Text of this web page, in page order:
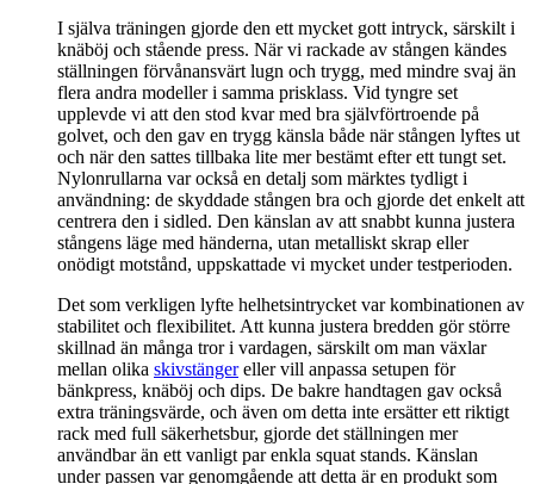
I själva träningen gjorde den ett mycket gott intryck, särskilt i
knäböj och stående press. När vi rackade av stången kändes
ställningen förvånansvärt lugn och trygg, med mindre svaj än
flera andra modeller i samma prisklass. Vid tyngre set
upplevde vi att den stod kvar med bra självförtroende på
golvet, och den gav en trygg känsla både när stången lyftes ut
och när den sattes tillbaka lite mer bestämt efter ett tungt set.
Nylonrullarna var också en detalj som märktes tydligt i
användning: de skyddade stången bra och gjorde det enkelt att
centrera den i sidled. Den känslan av att snabbt kunna justera
stångens läge med händerna, utan metalliskt skrap eller
onödigt motstånd, uppskattade vi mycket under testperioden.
Det som verkligen lyfte helhetsintrycket var kombinationen av
stabilitet och flexibilitet. Att kunna justera bredden gör större
skillnad än många tror i vardagen, särskilt om man växlar
mellan olika skivstängereller vill anpassa setupen för
bänkpress, knäböj och dips. De bakre handtagen gav också
extra träningsvärde, och även om detta inte ersätter ett riktigt
rack med full säkerhetsbur, gjorde det ställningen mer
användbar än ett vanligt par enkla squat stands. Känslan
under passen var genomgående att detta är en produkt som